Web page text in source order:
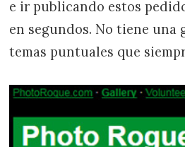
e ir publicando estos
en segundos. No tiene una
temas puntuales que